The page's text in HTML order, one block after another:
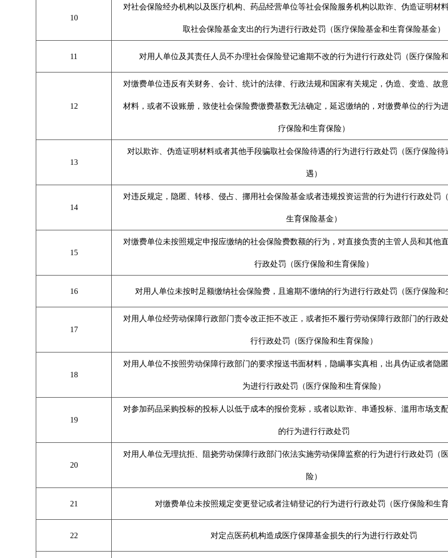
10
对社会保险经办机构以及医疗机构、药品经营单位等社会保险服务机构以欺诈、伪造证明材
取社会保险基金支出的行为进行行政处罚（医疗保险基金和生育保险基金）
11 对用人单位及其责任人员不办理社会保险登记逾期不改的行为进行行政处罚（医疗保险和
12
对缴费单位违反有关财务、会计、统计的法律、行政法规和国家有关规定，伪造、变造、故
材料，或者不设账册，致使社会保险费缴费基数无法确定，延迟缴纳的，对缴费单位的行为
疗保险和生育保险）
13
对以欺诈、伪造证明材料或者其他手段骗取社会保险待遇的行为进行行政处罚（医疗保险待
遇）
14
对违反规定，隐匿、转移、侵占、挪用社会保险基金或者违规投资运营的行为进行行政处罚
生育保险基金）
15
对缴费单位未按照规定申报应缴纳的社会保险费数额的行为，对直接负责的主管人员和其他
行政处罚（医疗保险和生育保险）
16 对用人单位未按时足额缴纳社会保险费，且逾期不缴纳的行为进行行政处罚（医疗保险和
17
对用人单位经劳动保障行政部门责令改正拒不改正，或者拒不履行劳动保障行政部门的行政
行行政处罚（医疗保险和生育保险）
18
对用人单位不按照劳动保障行政部门的要求报送书面材料，隐瞒事实真相，出具伪证或者隐
为进行行政处罚（医疗保险和生育保险）
19
对参加药品采购投标的投标人以低于成本的报价竞标，或者以欺诈、串通投标、滥用市场支
的行为进行行政处罚
20
对用人单位无理抗拒、阻挠劳动保障行政部门依法实施劳动保障监察的行为进行行政处罚（
险）
21 对缴费单位未按照规定变更登记或者注销登记的行为进行行政处罚（医疗保险和生育
22 对定点医药机构造成医疗保障基金损失的行为进行行政处罚